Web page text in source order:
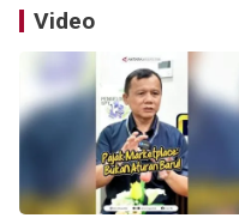
Video